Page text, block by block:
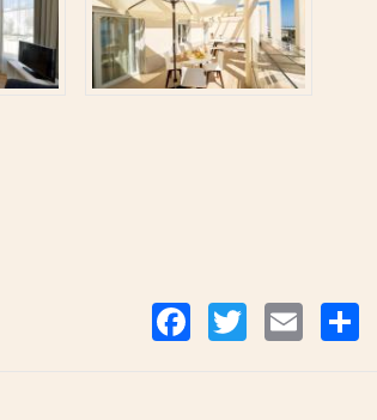
FacebookTwitter Email